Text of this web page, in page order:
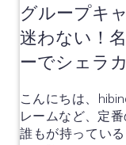
グループキ
迷わない！
ーでシェラ
こんにちは、
レームなど、定
誰もが持ってい